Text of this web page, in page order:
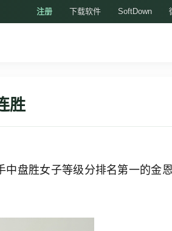
注册 下载软件 SoftDown
胜
中盘胜女子等级分排名第一的金